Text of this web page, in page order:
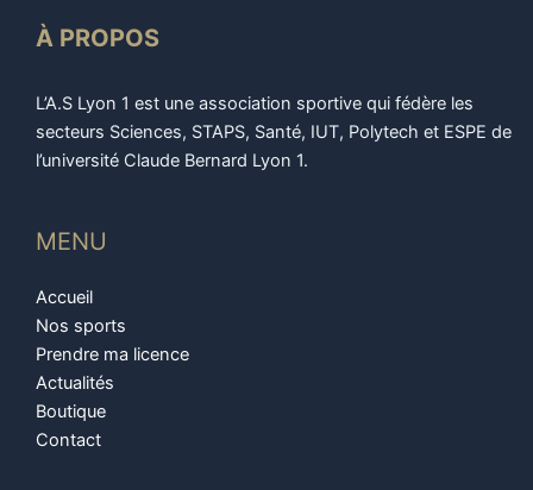
À PROPOS
L’A.S Lyon 1 est une association sportive qui fédère les
secteurs Sciences, STAPS, Santé, IUT, Polytech et ESPE de
l’université Claude Bernard Lyon 1.
MENU
Accueil
Nos sports
Prendre ma licence
Actualités
Boutique
Contact